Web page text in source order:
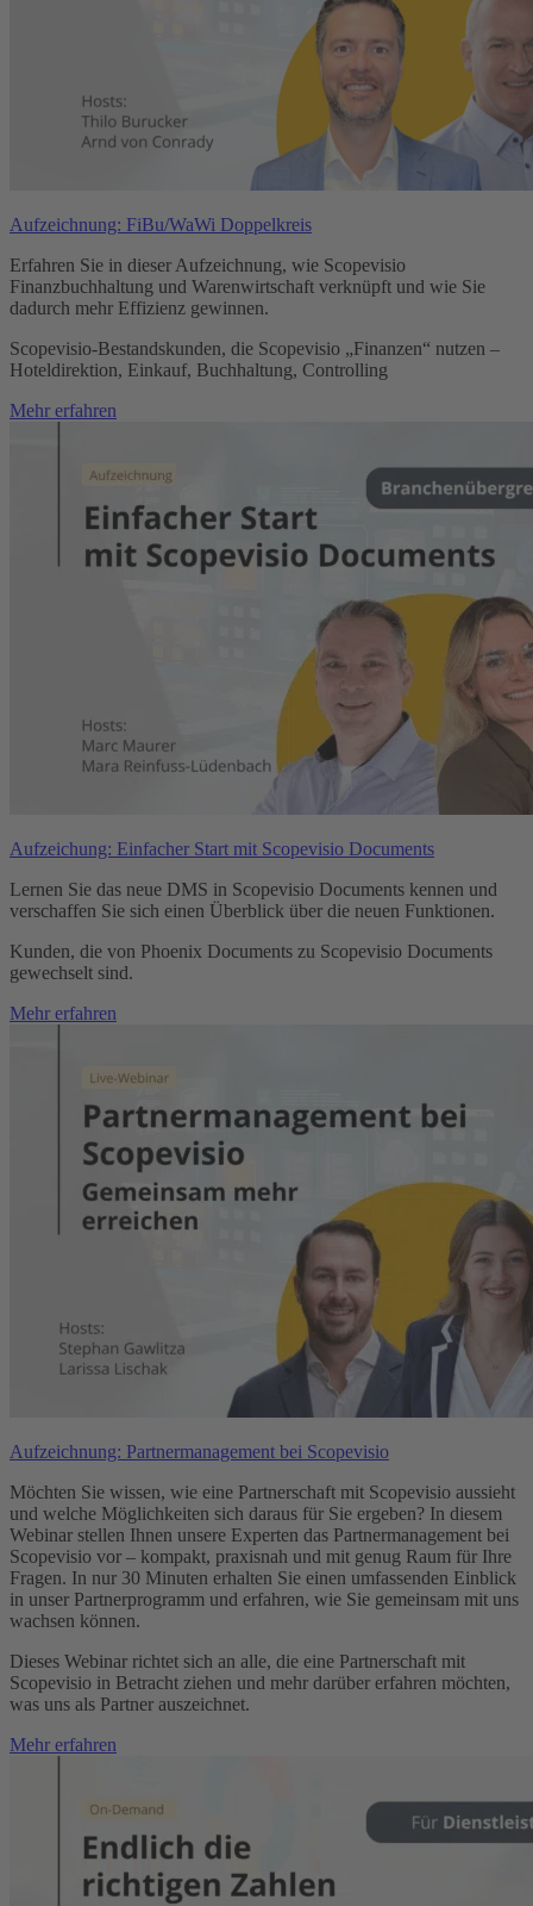
Aufzeichnung: FiBu/WaWi Doppelkreis
Erfahren Sie in dieser Aufzeichnung, wie Scopevisio
Finanzbuchhaltung und Warenwirtschaft verknüpft und wie Sie
dadurch mehr Effizienz gewinnen.
Scopevisio-Bestandskunden, die Scopevisio „Finanzen“ nutzen –
Hoteldirektion, Einkauf, Buchhaltung, Controlling
Mehr erfahren
Aufzeichung: Einfacher Start mit Scopevisio Documents
Lernen Sie das neue DMS in Scopevisio Documents kennen und
verschaffen Sie sich einen Überblick über die neuen Funktionen.
Kunden, die von Phoenix Documents zu Scopevisio Documents
gewechselt sind.
Mehr erfahren
Aufzeichnung: Partnermanagement bei Scopevisio
Möchten Sie wissen, wie eine Partnerschaft mit Scopevisio aussieht
und welche Möglichkeiten sich daraus für Sie ergeben? In diesem
Webinar stellen Ihnen unsere Experten das Partnermanagement bei
Scopevisio vor – kompakt, praxisnah und mit genug Raum für Ihre
Fragen. In nur 30 Minuten erhalten Sie einen umfassenden Einblick
in unser Partnerprogramm und erfahren, wie Sie gemeinsam mit uns
wachsen können.
Dieses Webinar richtet sich an alle, die eine Partnerschaft mit
Scopevisio in Betracht ziehen und mehr darüber erfahren möchten,
was uns als Partner auszeichnet.
Mehr erfahren